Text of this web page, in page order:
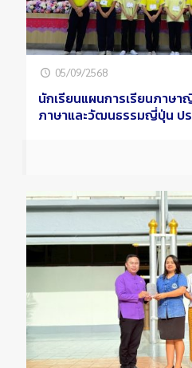
05/09/2568
นักเรียนแผนการเรียนภาษา
ภาษาและวัฒนธรรมญี่ปุ่น ป